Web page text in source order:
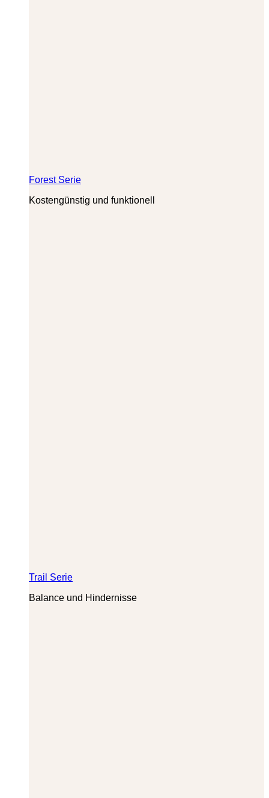
Forest Serie
Kostengünstig und funktionell
Trail Serie
Balance und Hindernisse